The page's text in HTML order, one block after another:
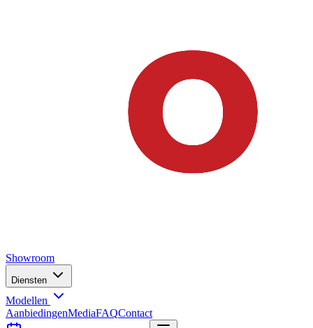
Showroom
Diensten
Modellen
AanbiedingenMediaFAQContact